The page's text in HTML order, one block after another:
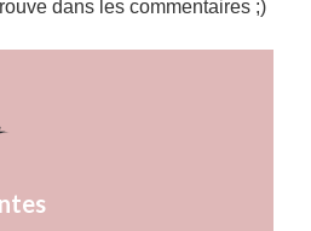
dans les commentaires ;)